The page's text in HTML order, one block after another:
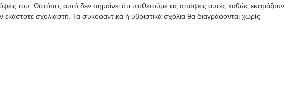
του. Ωστόσο, αυτό δεν σημαίνει ότι υιοθετούμε τις απόψεις αυτές καθώς εκφράζουν
εκάστοτε σχολιαστή. Τα συκοφαντικά ή υβριστικά σχόλια θα διαγράφονται χωρίς